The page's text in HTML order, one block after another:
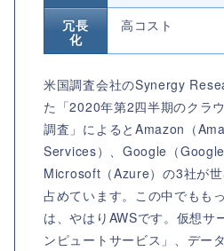
冗長
化
高コスト
米国調査会社のSynergy
た「2020年第2四半期のクラ
調査」によるとAmazon（
Services）、Google（
Microsoft（Azure）の3社が
占めています。この中でもも
は、やはりAWSです。仮想サ
ンピュートサービス」、デー